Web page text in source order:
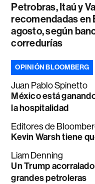
Petrobras, Itaú y
recomendadas en
agosto, según
corredurías
OPINIÓN BLOOMBERG
Juan Pablo Spinetto
México está
la hospitalidad
Editores de
Kevin Warsh tiene
Liam Denning
Un Trump
grandes petroleras